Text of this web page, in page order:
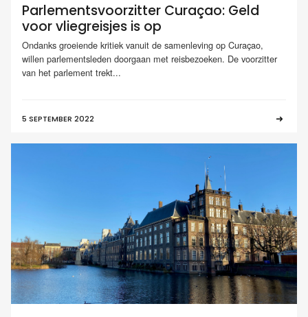
Parlementsvoorzitter Curaçao: Geld
voor vliegreisjes is op
Ondanks groeiende kritiek vanuit de samenleving op Curaçao,
willen parlementsleden doorgaan met reisbezoeken. De voorzitter
van het parlement trekt...
5 SEPTEMBER 2022